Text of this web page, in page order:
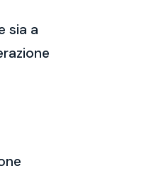
sia a